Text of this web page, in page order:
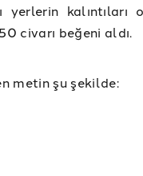
yerlerin
civarı beğeni aldı.
metin şu şekilde: